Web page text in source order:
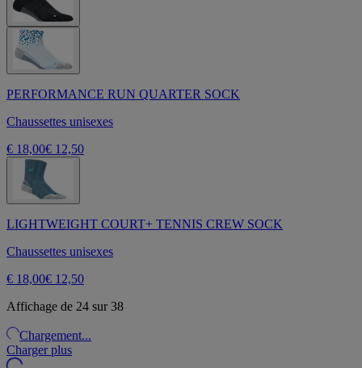
PERFORMANCE RUN QUARTER SOCK
Chaussettes unisexes
€ 18,00€ 12,50
LIGHTWEIGHT COURT+ TENNIS CREW SOCK
Chaussettes unisexes
€ 18,00€ 12,50
Affichage de 24 sur 38
Chargement...
Charger plus